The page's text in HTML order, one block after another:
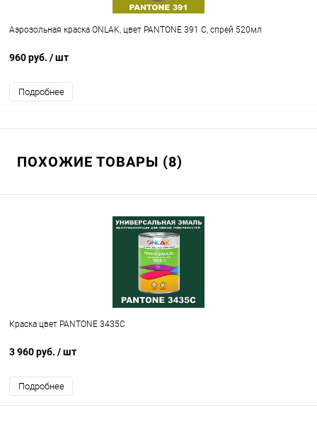
Аэрозольная краска ONLAK, цвет PANTONE 391 C, спрей 520мл
960 руб. / шт
Подробнее
ПОХОЖИЕ ТОВАРЫ (8)
Краска цвет PANTONE 3435C
3 960 руб. / шт
Подробнее